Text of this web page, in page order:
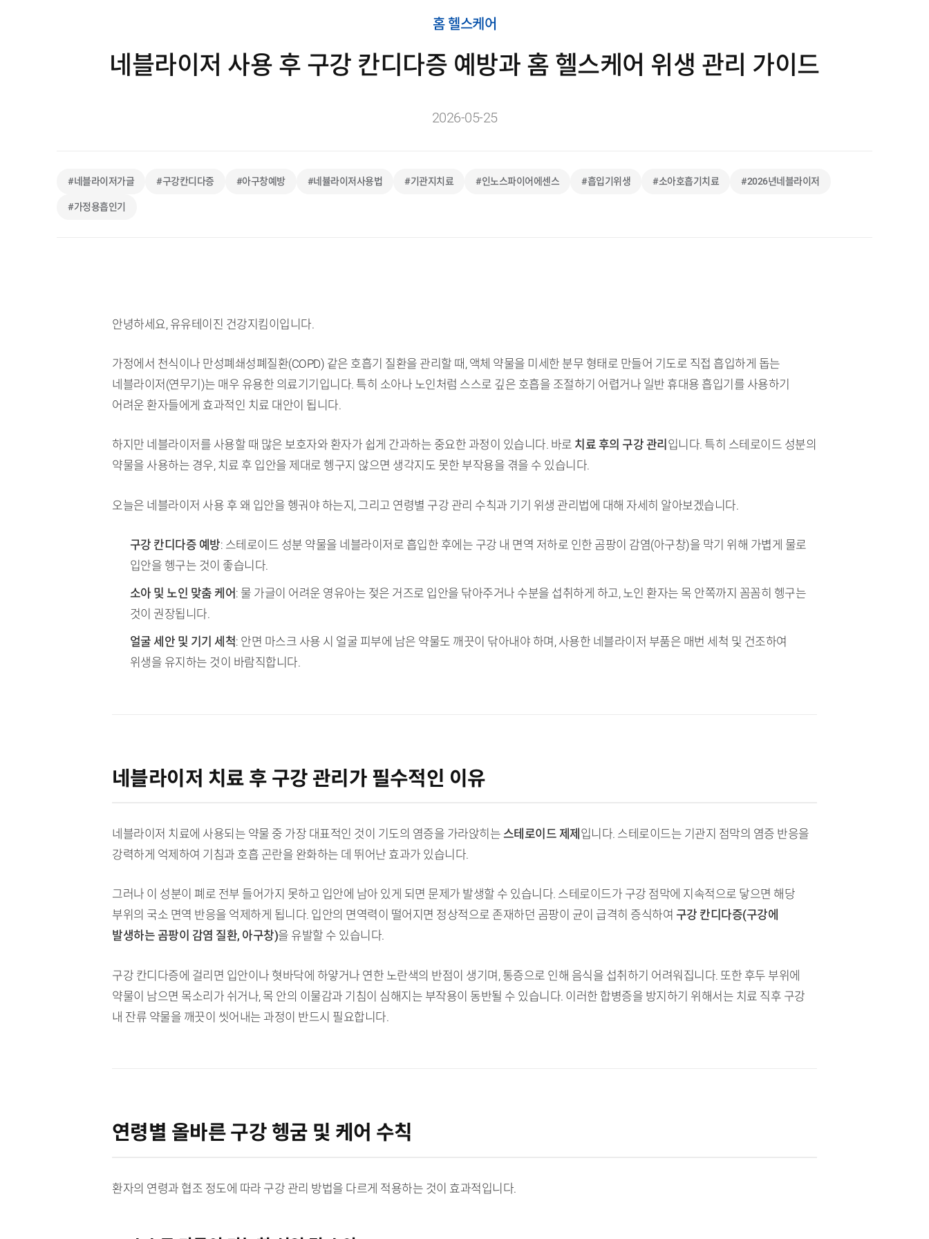
홈 헬스케어
네블라이저 사용 후 구강 칸디다증 예방과 홈 헬스케어 위생 관리 가이드
2026-05-25
#네블라이저가글 #구강칸디다증 #아구창예방 #네뷸라이저사용법 #기관지치료 #인노스파이어에센스 #흡입기위생 #소아호흡기치료 #2026년네블라이저
#가정용흡인기
안녕하세요, 유유테이진 건강지킴이입니다.
가정에서 천식이나 만성폐쇄성폐질환(COPD) 같은 호흡기 질환을 관리할 때, 액체 약물을 미세한 분무 형태로 만들어 기도로 직접 흡입하게 돕는
네블라이저(연무기)는 매우 유용한 의료기기입니다. 특히 소아나 노인처럼 스스로 깊은 호흡을 조절하기 어렵거나 일반 휴대용 흡입기를 사용하기
어려운 환자들에게 효과적인 치료 대안이 됩니다.
하지만 네블라이저를 사용할 때 많은 보호자와 환자가 쉽게 간과하는 중요한 과정이 있습니다. 바로 치료 후의 구강 관리 입니다. 특히 스테로이드 성분의
약물을 사용하는 경우, 치료 후 입안을 제대로 헹구지 않으면 생각지도 못한 부작용을 겪을 수 있습니다.
오늘은 네블라이저 사용 후 왜 입안을 헹궈야 하는지, 그리고 연령별 구강 관리 수칙과 기기 위생 관리법에 대해 자세히 알아보겠습니다.
TL;DR (핵심 요약)
구강 칸디다증 예방: 스테로이드 성분 약물을 네블라이저로 흡입한 후에는 구강 내 면역 저하로 인한 곰팡이 감염(아구창)을 막기 위해 가볍게 물로
입안을 헹구는 것이 좋습니다.
소아 및 노인 맞춤 케어 : 물 가글이 어려운 영유아는 젖은 거즈로 입안을 닦아주거나 수분을 섭취하게 하고, 노인 환자는 목 안쪽까지 꼼꼼히 헹구는
것이 권장됩니다.
얼굴 세안 및 기기 세척: 안면 마스크 사용 시 얼굴 피부에 남은 약물도 깨끗이 닦아내야 하며, 사용한 네블라이저 부품은 매번 세척 및 건조하여
위생을 유지하는 것이 바람직합니다.
네블라이저 치료 후 구강 관리가 필수적인 이유
네블라이저 치료에 사용되는 약물 중 가장 대표적인 것이 기도의 염증을 가라앉히는 스테로이드 제제 입니다. 스테로이드는 기관지 점막의 염증 반응을
강력하게 억제하여 기침과 호흡 곤란을 완화하는 데 뛰어난 효과가 있습니다.
그러나 이 성분이 폐로 전부 들어가지 못하고 입안에 남아 있게 되면 문제가 발생할 수 있습니다. 스테로이드가 구강 점막에 지속적으로 닿으면 해당
부위의 국소 면역 반응을 억제하게 됩니다. 입안의 면역력이 떨어지면 정상적으로 존재하던 곰팡이 균이 급격히 증식하여 구강 칸디다증(구강에
발생하는 곰팡이 감염 질환, 아구창)을 유발할 수 있습니다.
구강 칸디다증에 걸리면 입안이나 혓바닥에 하얗거나 연한 노란색의 반점이 생기며, 통증으로 인해 음식을 섭취하기 어려워집니다. 또한 후두 부위에
약물이 남으면 목소리가 쉬거나, 목 안의 이물감과 기침이 심해지는 부작용이 동반될 수 있습니다. 이러한 합병증을 방지하기 위해서는 치료 직후 구강
내 잔류 약물을 깨끗이 씻어내는 과정이 반드시 필요합니다.
연령별 올바른 구강 헹굼 및 케어 수칙
환자의 연령과 협조 정도에 따라 구강 관리 방법을 다르게 적용하는 것이 효과적입니다.